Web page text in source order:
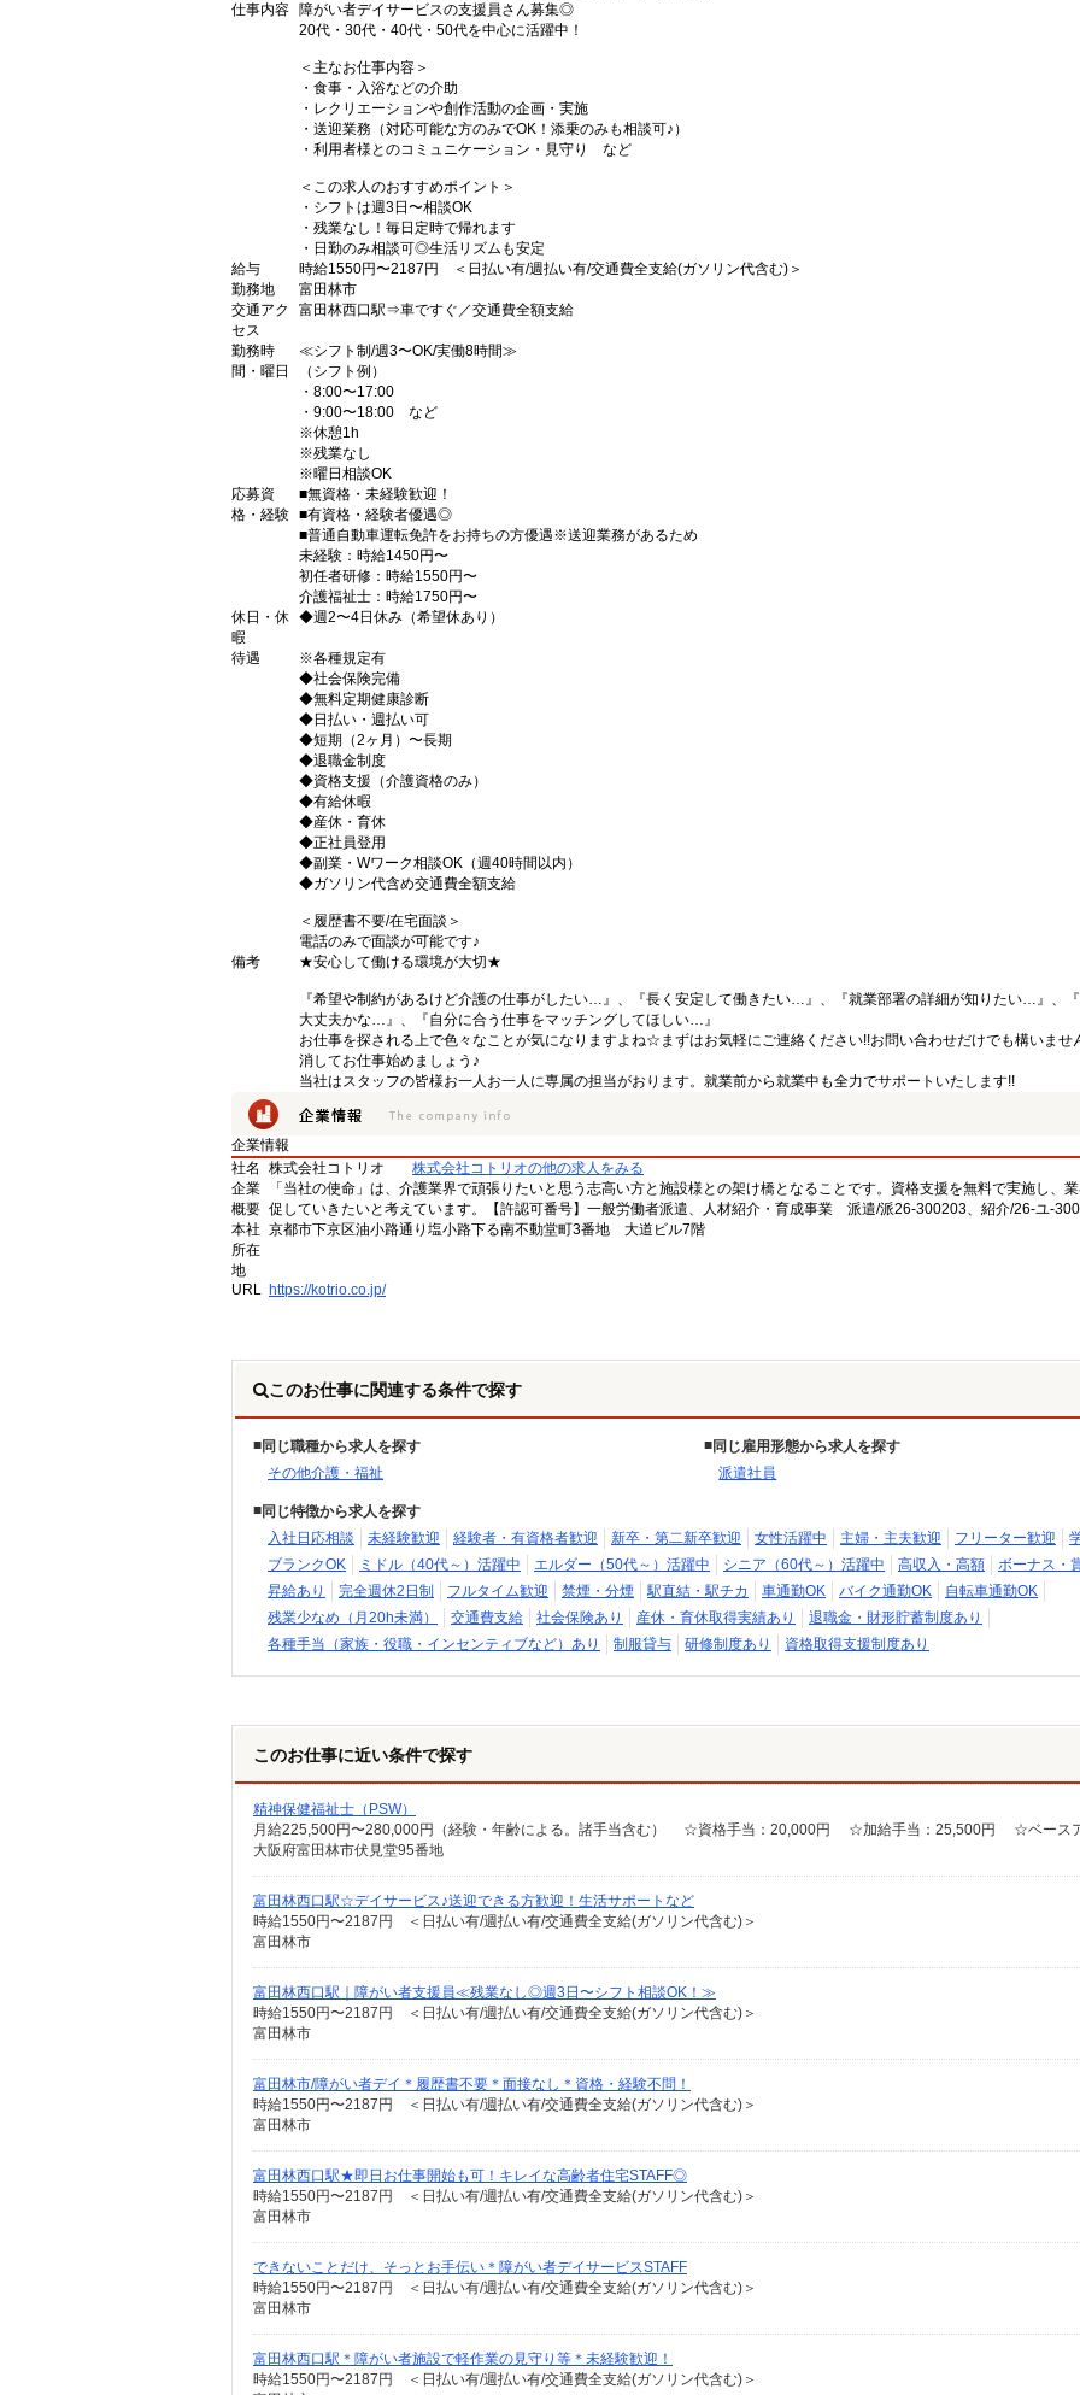
仕事内容
障がい者デイサービスの支援員さん募集◎
20代・30代・40代・50代を中心に活躍中！
＜主なお仕事内容＞
・食事・入浴などの介助
・レクリエーションや創作活動の企画・実施
・送迎業務（対応可能な方のみでOK！添乗のみも相談可♪）
・利用者様とのコミュニケーション・見守り など
＜この求人のおすすめポイント＞
・シフトは週3日〜相談OK
・残業なし！毎日定時で帰れます
・日勤のみ相談可◎生活リズムも安定
給与
時給1550円〜2187円 ＜日払い有/週払い有/交通費全支給(ガソリン代含む)＞
勤務地
富田林市
交通アク
セス
富田林西口駅⇒車ですぐ／交通費全額支給
勤務時
間・曜日
≪シフト制/週3〜OK/実働8時間≫
（シフト例）
・8:00〜17:00
・9:00〜18:00 など
※休憩1h
※残業なし
※曜日相談OK
応募資
格・経験
■無資格・未経験歓迎！
■有資格・経験者優遇◎
■普通自動車運転免許をお持ちの方優遇※送迎業務があるため
未経験：時給1450円〜
初任者研修：時給1550円〜
介護福祉士：時給1750円〜
休日・休
暇
◆週2〜4日休み（希望休あり）
待遇
※各種規定有
◆社会保険完備
◆無料定期健康診断
◆日払い・週払い可
◆短期（2ヶ月）〜長期
◆退職金制度
◆資格支援（介護資格のみ）
◆有給休暇
◆産休・育休
◆正社員登用
◆副業・Wワーク相談OK（週40時間以内）
◆ガソリン代含め交通費全額支給
＜履歴書不要/在宅面談＞
電話のみで面談が可能です♪
備考
★安心して働ける環境が大切★
『希望や制約があるけど介護の仕事がしたい…』、『長く安定して働きたい…』、『就業部署の詳細が知りたい…』、
大丈夫かな…』、『自分に合う仕事をマッチングしてほしい…』
お仕事を探される上で色々なことが気になりますよね☆まずはお気軽にご連絡ください!!お問い合わせだけでも構いませ
消してお仕事始めましょう♪
当社はスタッフの皆様お一人お一人に専属の担当がおります。就業前から就業中も全力でサポートいたします!!
企業情報
社名
株式会社コトリオ
株式会社コトリオの他の求人をみる
企業
概要
「当社の使命」は、介護業界で頑張りたいと思う志高い方と施設様との架け橋となることです。資格支援を無料で実施し、
促していきたいと考えています。【許認可番号】一般労働者派遣、人材紹介・育成事業 派遣/派26-300203、紹介/26-ユ-
本社
所在
地
京都市下京区油小路通り塩小路下る南不動堂町3番地 大道ビル7階
URL https://kotrio.co.jp/
このお仕事に関連する条件で探す
同じ職種から求人を探す
その他介護・福祉
同じ雇用形態から求人を探す
派遣社員
同じ特徴から求人を探す
入社日応相談
未経験歓迎 経験者・有資格者歓迎 新卒・第二新卒歓迎 女性活躍中 主婦・主夫歓迎 フリーター歓迎
ブランクOK
ミドル（40代～）活躍中 エルダー（50代～）活躍中 シニア（60代～）活躍中 高収入・高額
ボーナス・
昇給あり
完全週休2日制 フルタイム歓迎 禁煙・分煙 駅直結・駅チカ 車通勤OK バイク通勤OK
自転車通勤OK
残業少なめ（月20h未満）
交通費支給 社会保険あり 産休・育休取得実績あり
退職金・財形貯蓄制度あり
各種手当（家族・役職・インセンティブなど）あり
制服貸与 研修制度あり 資格取得支援制度あり
このお仕事に近い条件で探す
精神保健福祉士（PSW）
大阪府富田林市伏見堂95番地
富田林西口駅☆デイサービス♪送迎できる方歓迎！生活サポートなど
時給1550円〜2187円 ＜日払い有/週払い有/交通費全支給(ガソリン代含む)＞
富田林市
富田林西口駅｜障がい者支援員≪残業なし◎週3日〜シフト相談OK！≫
時給1550円〜2187円 ＜日払い有/週払い有/交通費全支給(ガソリン代含む)＞
富田林市
富田林市/障がい者デイ＊履歴書不要＊面接なし＊資格・経験不問！
時給1550円〜2187円 ＜日払い有/週払い有/交通費全支給(ガソリン代含む)＞
富田林市
富田林西口駅★即日お仕事開始も可！キレイな高齢者住宅STAFF◎
時給1550円〜2187円 ＜日払い有/週払い有/交通費全支給(ガソリン代含む)＞
富田林市
できないことだけ、そっとお手伝い＊障がい者デイサービスSTAFF
時給1550円〜2187円 ＜日払い有/週払い有/交通費全支給(ガソリン代含む)＞
富田林市
富田林西口駅＊障がい者施設で軽作業の見守り等＊未経験歓迎！
時給1550円〜2187円 ＜日払い有/週払い有/交通費全支給(ガソリン代含む)＞